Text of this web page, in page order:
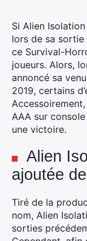
Si Alien
lors de sa
ce Survival-
joueurs. Alors,
annoncé sa
2019, certains
AAA sur
une victoire.
Alien
ajoutée
Tiré de la
nom, Alien
sorties